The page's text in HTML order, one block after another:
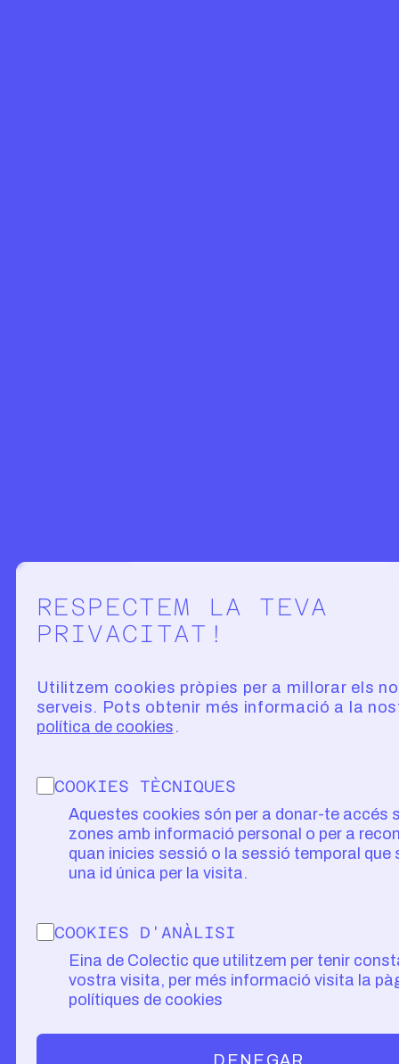
RESPECTEM LA TEVA
PRIVACITAT!
Utilitzem cookies pròpies per a millorar els
serveis. Pots obtenir més informació a la
política de cookies
COOKIES TÈCNIQUES
Aquestes cookies són per a donar-te accés
zones amb informació personal o per a
quan inicies sessió o la sessió temporal que
una id única per la visita.
COOKIES D'ANÀLISI
Eina de Colectic que utilitzem per tenir
vostra visita, per més informació visita la
polítiques de cookies
DENEGAR